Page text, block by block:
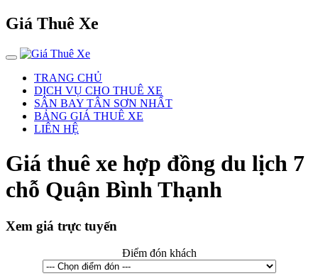
Giá Thuê Xe
TRANG CHỦ
DỊCH VỤ CHO THUÊ XE
SÂN BAY TÂN SƠN NHẤT
BẢNG GIÁ THUÊ XE
LIÊN HỆ
Giá thuê xe hợp đồng du lịch 7
chỗ Quận Bình Thạnh
Xem giá trực tuyến
Điểm đón khách